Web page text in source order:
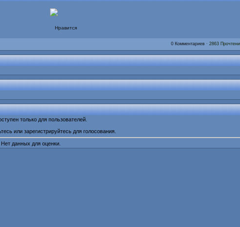
Нравится
0 Комментариев · 2863
только для пользователей.
или зарегистрируйтесь для голосования.
Нет данных для оценки.